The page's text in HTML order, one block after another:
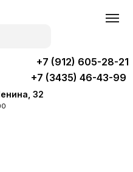
+7 (912) 605-28-21
+7 (3435) 46-43-99
32